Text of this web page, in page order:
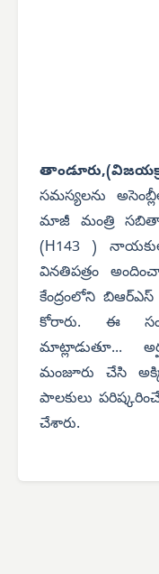
సమస్యలను
మాజీ మంత్రి సబితా
(H143 )
వినతిపత్రం
కేంద్రంలోని
కోరారు. ఈ
మాట్లాడుతూ...
మంజూరు చేసి
పాలకులు
చేశారు.